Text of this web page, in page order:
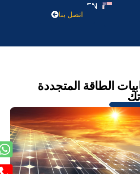
EN
اتصل بنا
الطاقة المتجددة